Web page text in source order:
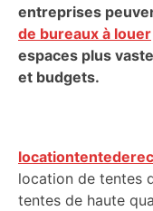
entreprises
de bureaux à louer
espaces plus
et budgets.
location de tentes
tentes de haute